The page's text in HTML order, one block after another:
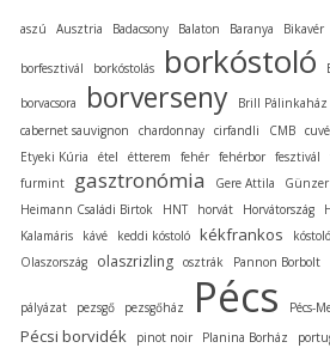
aszú Ausztria Badacsony Balaton Baranya Bikavér
borfesztivál borkóstolás borkóstoló
borvacsora borverseny Brill Pálinkaház
cabernet sauvignon chardonnay cirfandli CMB
Etyeki Kúria
étel étterem fehér fehérbor fesztivál
furmint
gasztronómia Gere Attila Günzer
Heimann Családi Birtok
HNT horvát Horvátország
Kalamáris kávé keddi kóstoló kékfrankos kóstoló
Olaszország
olaszrizling osztrák Pannon Borbolt
pályázat pezsgő pezsgőház Pécs Pécs-
Pécsi borvidék pinot noir Planina Borház